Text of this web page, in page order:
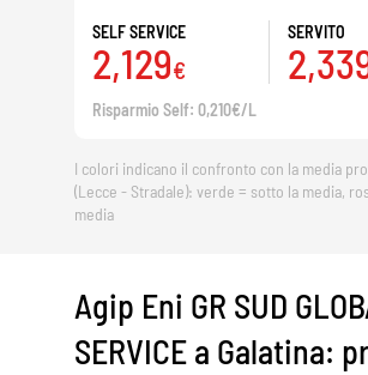
SELF SERVICE
2,129€
SERVITO
Risparmio Self: 0,210€/L
I colori indicano il confronto con la media
(Lecce - Stradale): verde = sotto la media,
media
Agip Eni GR SUD
SERVICE a Galatina: